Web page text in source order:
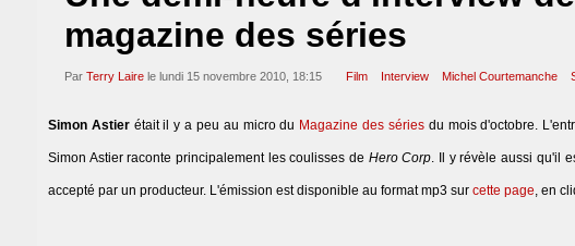
magazine des séries
Par Terry Laire le lundi 15 novembre 2010, 18:15 Film Interview Michel Courtemanche
Simon Astierétait il y a peu au micro du Magazine des sériesdu mois d'octobre.
Simon Astier raconte principalement les coulisses de Hero Corp. Il y révèle aussi qu'il
accepté par un producteur. L'émission est disponible au format mp3 sur cette page, en